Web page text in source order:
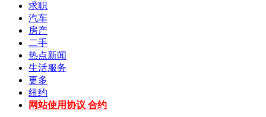
求职
汽车
房产
二手
热点新闻
生活服务
更多
纽约
网站使用协议 合约